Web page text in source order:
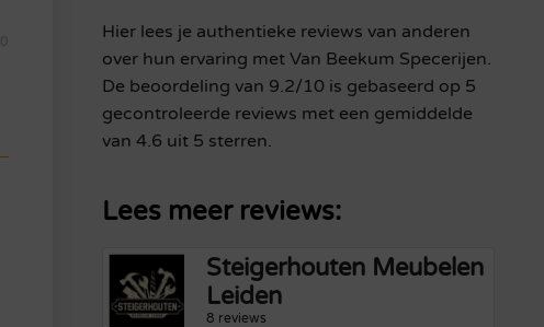
0
Hier lees je authentieke reviews van anderen
over hun ervaring met Van Beekum Specerijen.
De beoordeling van 9.2/10 is gebaseerd op 5
gecontroleerde reviews met een gemiddelde
van 4.6 uit 5 sterren.
Lees meer reviews:
Steigerhouten Meubelen
Leiden
8 reviews